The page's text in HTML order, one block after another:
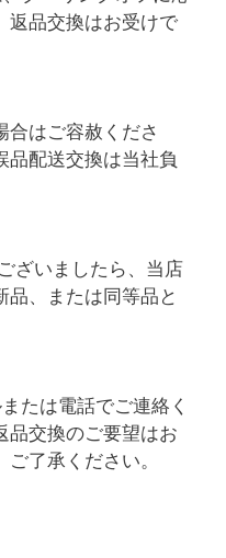
返品交換はお受けで
合はご容赦くださ
品配送交換は当社負
ざいましたら、当店
品、または同等品と
たは電話でご連絡く
品交換のご要望はお
了承ください。